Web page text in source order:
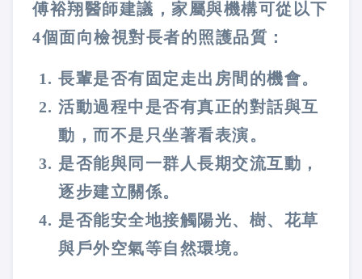
傅裕翔醫師建議，家屬與機構可從以下
4個面向檢視對長者的照護品質：
長輩是否有固定走出房間的機會。
活動過程中是否有真正的對話與互
動，而不是只坐著看表演。
是否能與同一群人長期交流互動，
逐步建立關係。
是否能安全地接觸陽光、樹、花草
與戶外空氣等自然環境。